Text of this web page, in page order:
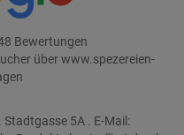
Bewertungen
über www.spezereien-
5A . E-Mail: